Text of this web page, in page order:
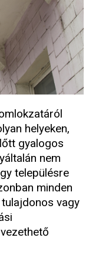
helyeken,
gyalogos
nem
településre
minden
vagy